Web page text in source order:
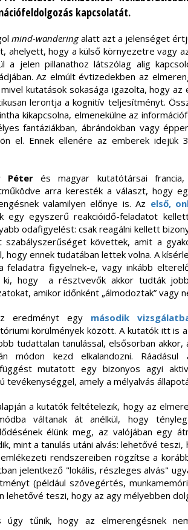
kapcsolatát.
mind-wanderingalatt azt a jelenséget
ahelyett, hogy a külső környezetre vagy
a jelen pillanathoz látszólag alig
Az elmúlt évtizedekben az
kutatások sokasága igazolta, hogy
lerontja a kognitív teljesítményt.
kikapcsolna, elmenekülne az
fantáziákban, ábrándokban vagy
el. Ennek ellenére az emberek idejük
Péterés magyar kutatótársai francia,
arra keresték a választ, hogy
valamilyen előnye is. Az első,
egy egyszerű reakcióidő-feladatot
odafigyelést: csak reagálni kellett
követtek, amit a
hogy ennek tudatában lettek volna. A
feladatra figyelnek-e, vagy inkább
ki, hogy a résztvevők akkor tudták
amikor időnként „álmodoztak” vagy
eredményt egy második
körülmények között. A kutatók itt is
tudattalan tanulással, elsősorban akkor,
módon kezd elkalandozni.
mutatott egy bizonyos agyi
tevékenységgel, amely a mélyalvás
a kutatók feltételezik, hogy az
váltanak át anélkül, hogy
élünk meg, az valójában egy
mint a tanulás utáni alvás: lehetővé
rendszereiben rögzítse a
jelentkező "lokális, részleges alvás"
(például szövegértés,
lehetővé teszi, hogy az agy mélyebben
úgy tűnik, hogy az elmerengésnek